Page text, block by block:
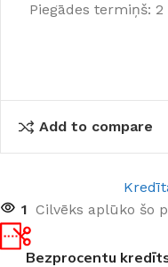
Piegādes termiņš: 2
Add to compare
1 Cilvēks aplūko šo
Bezprocentu